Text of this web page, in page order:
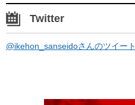
Twitter
@ikehon_sanseidoさんのツイート